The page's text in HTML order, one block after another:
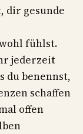
dir gesunde
fühlst.
jederzeit
du benennst,
schaffen
offen